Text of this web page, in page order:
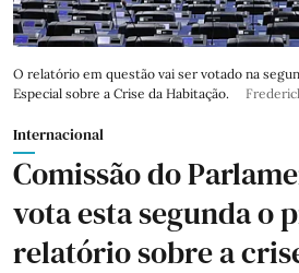
O relatório em questão vai ser votado na
Especial sobre a Crise da Habitação.
Internacional
Comissão do
vota esta segunda o
relatório sobre a